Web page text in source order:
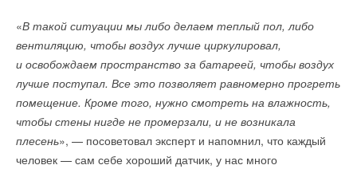
«В такой ситуации мы либо делаем теплый пол, либо
вентиляцию, чтобы воздух лучше циркулировал,
и освобождаем пространство за батареей, чтобы воздух
лучше поступал. Все это позволяет равномерно прогреть
помещение. Кроме того, нужно смотреть на влажность,
чтобы стены нигде не промерзали, и не возникала
плесень», — посоветовал эксперт и напомнил, что каждый
человек — сам себе хороший датчик, у нас много